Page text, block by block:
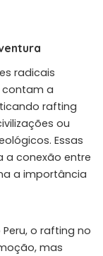
radicais
contam a
rafting
ou
Essas
a conexão entre
a importância
o rafting no
mas